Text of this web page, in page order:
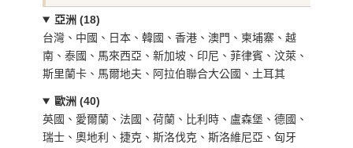
亞洲 (18)
台灣、中國、日本、韓國、香港、澳門、柬埔寨、越
南、泰國、馬來西亞、新加坡、印尼、菲律賓、汶萊、
斯里蘭卡、馬爾地夫、阿拉伯聯合大公國、土耳其
歐洲 (40)
英國、愛爾蘭、法國、荷蘭、比利時、盧森堡、德國、
瑞士、奧地利、捷克、斯洛伐克、斯洛維尼亞、匈牙